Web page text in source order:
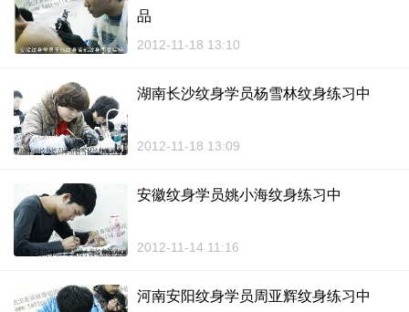
品
2012-11-18 13:10
湖南长沙纹身学员杨雪林纹身练习中
2012-11-18 13:09
安徽纹身学员姚小海纹身练习中
2012-11-14 11:16
河南安阳纹身学员周亚辉纹身练习中